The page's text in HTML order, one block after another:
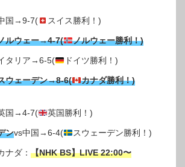
国→9-7( スイス勝利！)
ルウェー→4-7( ノルウェー勝利！)
タリア→6-5( ドイツ勝利！)
ウェーデン→8-6( カナダ勝利！)
国→4-7( 英国勝利！)
ンvs中国→6-4( スウェーデン勝利！)
ナダ： 【NHK BS】LIVE 22:00〜